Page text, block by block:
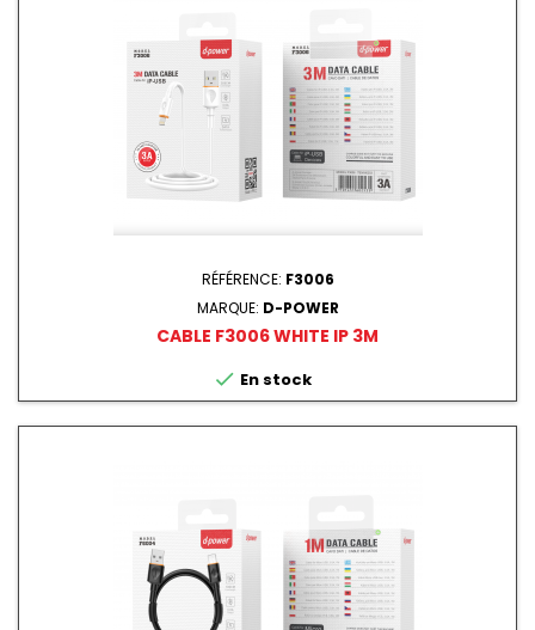
RÉFÉRENCE: F3006
MARQUE: D-POWER
CABLE F3006 WHITE IP 3M
 En stock